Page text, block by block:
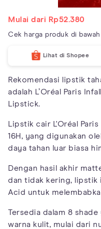
Mulai dari Rp52.380
Cek harga produk di
Lihat di Shopee
Rekomendasi lipstik
adalah L’Oréal Paris
Lipstick.
Lipstik cair L'Oréal
16H, yang digunakan
daya tahan luar biasa
Dengan hasil akhir
dan tidak kering, lipstik
Acid untuk
Tersedia dalam 8
warna kulit, mulai dari